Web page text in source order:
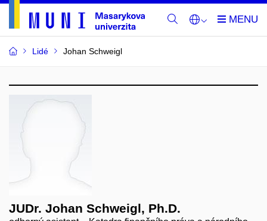
Lidé Johan Schweigl
JUDr. Johan Schweigl, Ph.D.